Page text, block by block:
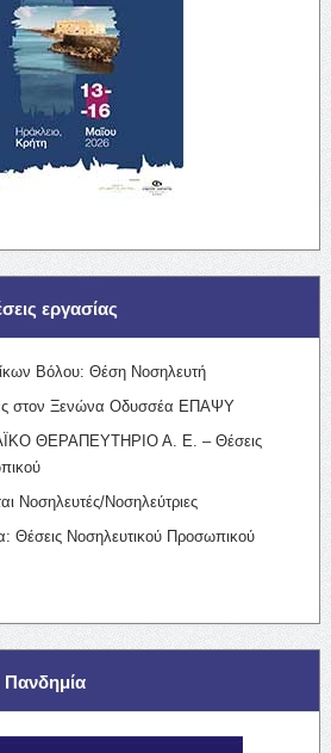
εργασίας
Βόλου: Θέση Νοσηλευτή
στον Ξενώνα Οδυσσέα ΕΠΑΨΥ
ΘΕΡΑΠΕΥΤΗΡΙΟ Α. Ε. – Θέσεις
Νοσηλευτές/Νοσηλεύτριες
Θέσεις Νοσηλευτικού Προσωπικού